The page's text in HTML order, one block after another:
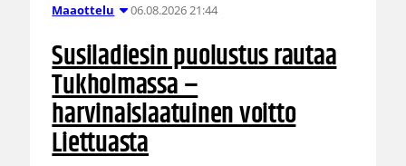
Maaottelu 06.08.2026 21:44
Susiladiesin puolustus rautaa
Tukholmassa –
harvinaislaatuinen voitto
Liettuasta